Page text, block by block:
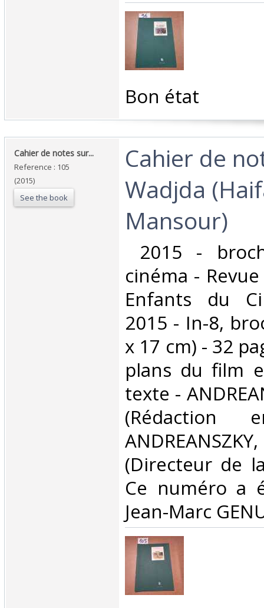
‎Bon état ‎
‎Cahier de notes sur... ‎
Reference : 105
(2015)
See the book
‎Cahier de
Wadjda
Mansour)‎
2015 -
cinéma -
Enfants du
2015 - In-8,
x 17 cm) - 32
plans du film
texte -
(Directeur de
Ce numéro a
Jean-Marc